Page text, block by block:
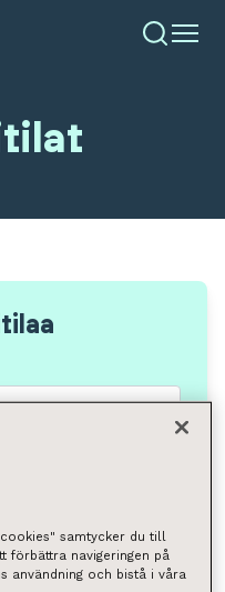
samtycker du till
förbättra navigeringen på
användning och bistå i våra